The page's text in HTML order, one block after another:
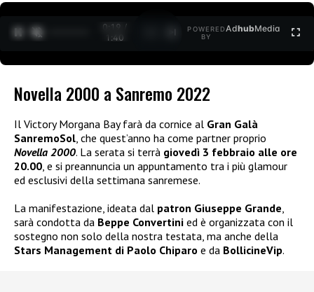
0:20 /
1:40
POWERED
BY
AdhubMedia
Novella 2000 a Sanremo 2022
Il Victory Morgana Bay farà da cornice al Gran Galà
SanremoSol, che quest’anno ha come partner proprio
Novella 2000. La serata si terrà giovedì 3 febbraio alle ore
20.00, e si preannuncia un appuntamento tra i più glamour
ed esclusivi della settimana sanremese.
La manifestazione, ideata dal patron Giuseppe Grande,
sarà condotta da Beppe Convertini ed è organizzata con il
sostegno non solo della nostra testata, ma anche della
Stars Management di Paolo Chiparo e da BollicineVip.